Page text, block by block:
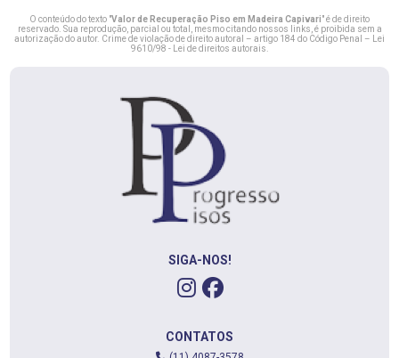
O conteúdo do texto "Valor de Recuperação Piso em Madeira Capivari" é de direito
reservado. Sua reprodução, parcial ou total, mesmo citando nossos links, é proibida sem a
autorização do autor. Crime de violação de direito autoral – artigo 184 do Código Penal –
Lei
9610/98 - Lei de direitos autorais
SIGA-NOS!
CONTATOS